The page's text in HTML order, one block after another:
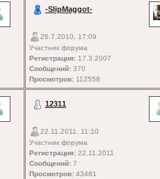
-SlipMaggot-
26.7.2010, 17:09
Участник форума
Регистрация:17.3.2007
Сообщений:370
Просмотров:112558
12311
22.11.2011, 11:10
Участник форума
Регистрация:22.11.2011
Сообщений:7
Просмотров:43481